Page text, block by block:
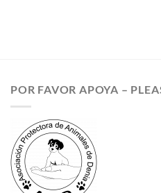
POR FAVOR APOYA –